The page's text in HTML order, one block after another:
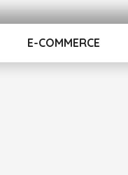
E-COMMERCE